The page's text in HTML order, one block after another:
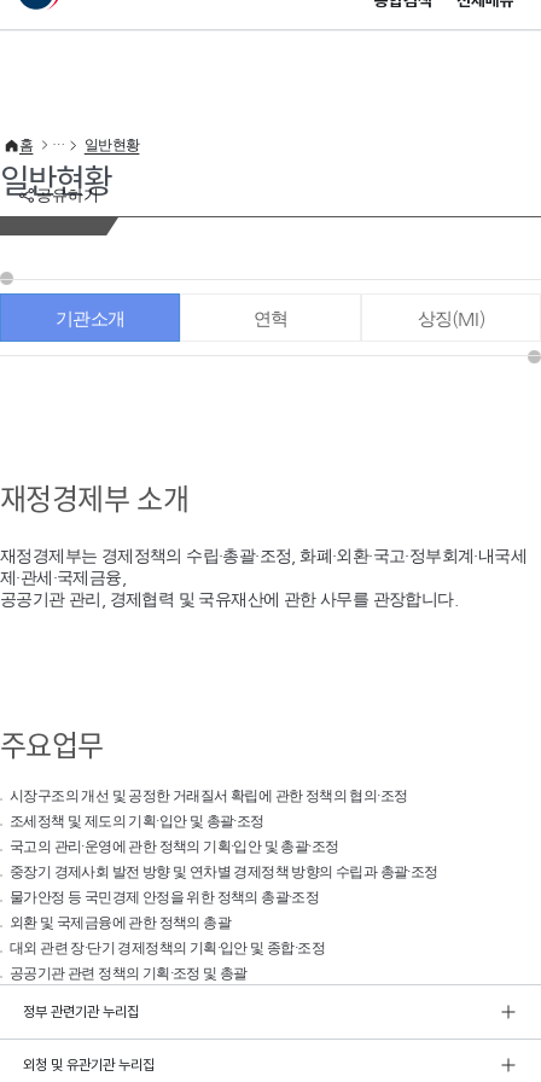
이 누리집은 대한민국 공식 전자정부 누리집입니다.
공유하기
홈 일반현황
일반현황
기관소개 연혁 상징(MI)
재정경제부 소개
재정경제부는 경제정책의 수립·총괄·조정, 화폐·외환·국고·정부회계·내국세
제·관세·국제금융,
공공기관 관리, 경제협력 및 국유재산에 관한 사무를 관장합니다.
주요업무
시장구조의 개선 및 공정한 거래질서 확립에 관한 정책의 협의·조정
조세정책 및 제도의 기획·입안 및 총괄·조정
국고의 관리·운영에 관한 정책의 기획·입안 및 총괄·조정
중장기 경제사회 발전 방향 및 연차별 경제정책 방향의 수립과 총괄·조정
물가안정 등 국민경제 안정을 위한 정책의 총괄·조정
외환 및 국제금융에 관한 정책의 총괄
대외 관련 장·단기 경제정책의 기획·입안 및 종합·조정
공공기관 관련 정책의 기획·조정 및 총괄
정부 관련기관 누리집
외청 및 유관기관 누리집